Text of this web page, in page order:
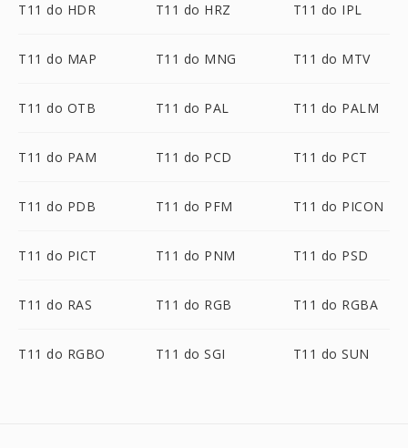
T11 do HDR T11 do HRZ T11 do IPL
T11 do MAP T11 do MNG T11 do MTV
T11 do OTB T11 do PAL T11 do PALM
T11 do PAM T11 do PCD T11 do PCT
T11 do PDB T11 do PFM T11 do PICON
T11 do PICT T11 do PNM T11 do PSD
T11 do RAS T11 do RGB T11 do RGBA
T11 do RGBO T11 do SGI T11 do SUN